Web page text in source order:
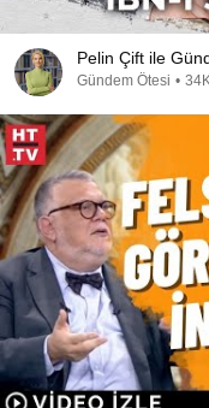
Pelin Çift ile
Gündem Ötesi •